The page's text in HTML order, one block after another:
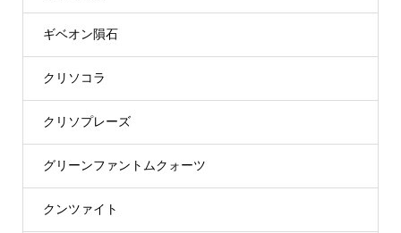
ギベオン隕石
クリソコラ
クリソプレーズ
グリーンファントムクォーツ
クンツァイト